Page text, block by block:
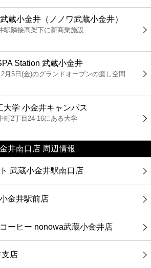
蔵小金井（ノノワ武蔵小金井）
駅隣接高架下に新商業施設
Station 武蔵小金井
月5日(金)のグランドオープンの癒し空間
大学 小金井キャンパス
町2丁目24-16にある大学
井南口店 周辺情報
武蔵小金井駅南口店
金井駅前店
ーヒー nonowa武蔵小金井店
支店